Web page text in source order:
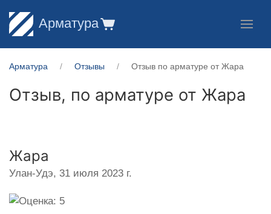
Арматура
Арматура Отзывы Отзыв по арматуре от Жара
Отзыв, по арматуре от Жара
Жара
Улан-Удэ, 31 июля 2023 г.